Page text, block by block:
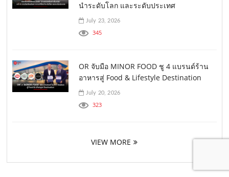
นำระดับโลก และระดับประเทศ
July 23, 2026
345
OR จับมือ MINOR FOOD ชู 4 แบรนด์ร้าน
อาหารสู่ Food & Lifestyle Destination
July 20, 2026
323
VIEW MORE